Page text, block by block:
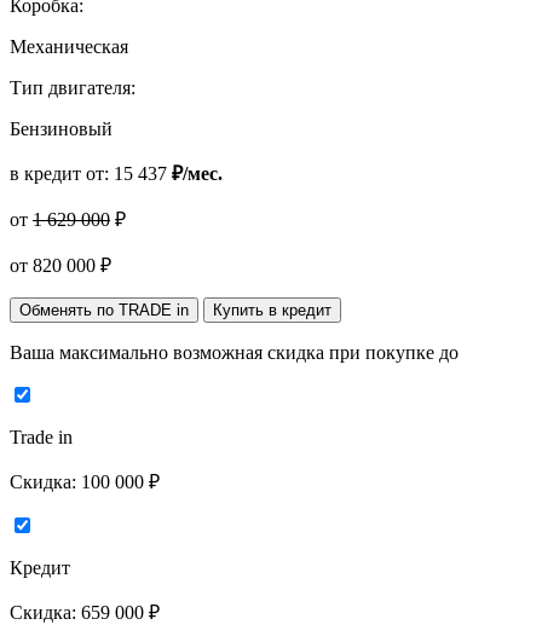
Коробка:
Механическая
Тип двигателя:
Бензиновый
в кредит от: 15 437 ₽/мес.
от 1 629 000 ₽
от 820 000 ₽
Обменять по TRADE in Купить в кредит
Ваша максимально возможная скидка при покупке до
Trade in
Скидка: 100 000 ₽
Кредит
Скидка: 659 000 ₽